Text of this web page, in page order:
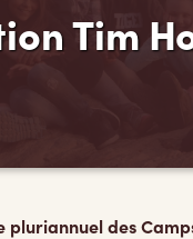
Tim
pluriannuel des